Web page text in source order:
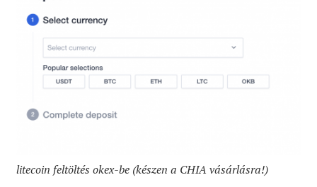
litecoin feltöltés okex-be (készen a CHIA vásárlásra!)